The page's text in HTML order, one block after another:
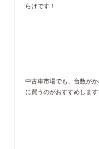
らけです！
中古車市場でも、台数が
に買うのがおすすめします